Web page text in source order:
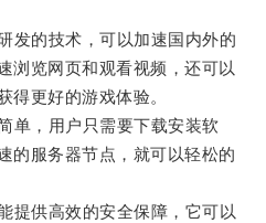
的技术，可以加速国内外的
浏览网页和观看视频，还可以
得更好的游戏体验。
，用户只需要下载安装软
的服务器节点，就可以轻松的
供高效的安全保障，它可以